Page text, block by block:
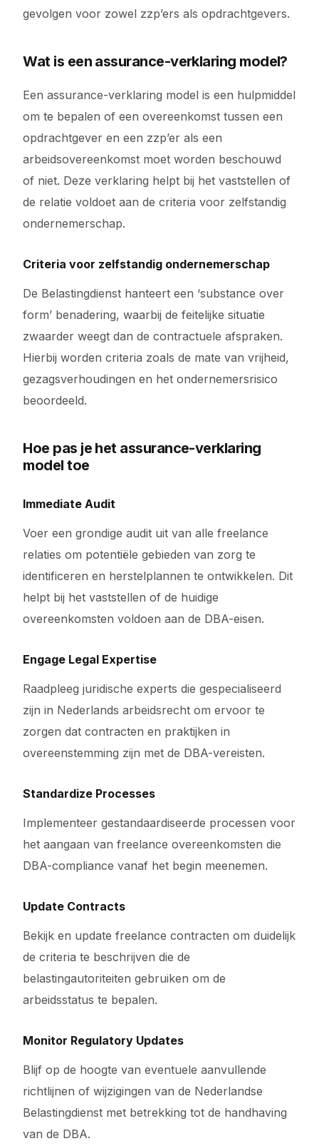
gevolgen voor zowel zzp’ers als opdrachtgevers.
Wat is een assurance-verklaring model?
Een assurance-verklaring model is een hulpmiddel
om te bepalen of een overeenkomst tussen een
opdrachtgever en een zzp’er als een
arbeidsovereenkomst moet worden beschouwd
of niet. Deze verklaring helpt bij het vaststellen of
de relatie voldoet aan de criteria voor zelfstandig
ondernemerschap.
Criteria voor zelfstandig ondernemerschap
De Belastingdienst hanteert een ‘substance over
form’ benadering, waarbij de feitelijke situatie
zwaarder weegt dan de contractuele afspraken.
Hierbij worden criteria zoals de mate van vrijheid,
gezagsverhoudingen en het ondernemersrisico
beoordeeld.
Hoe pas je het assurance-verklaring
model toe
Immediate Audit
Voer een grondige audit uit van alle freelance
relaties om potentiële gebieden van zorg te
identificeren en herstelplannen te ontwikkelen. Dit
helpt bij het vaststellen of de huidige
overeenkomsten voldoen aan de DBA-eisen.
Engage Legal Expertise
Raadpleeg juridische experts die gespecialiseerd
zijn in Nederlands arbeidsrecht om ervoor te
zorgen dat contracten en praktijken in
overeenstemming zijn met de DBA-vereisten.
Standardize Processes
Implementeer gestandaardiseerde processen voor
het aangaan van freelance overeenkomsten die
DBA-compliance vanaf het begin meenemen.
Update Contracts
Bekijk en update freelance contracten om duidelijk
de criteria te beschrijven die de
belastingautoriteiten gebruiken om de
arbeidsstatus te bepalen.
Monitor Regulatory Updates
Blijf op de hoogte van eventuele aanvullende
richtlijnen of wijzigingen van de Nederlandse
Belastingdienst met betrekking tot de handhaving
van de DBA.